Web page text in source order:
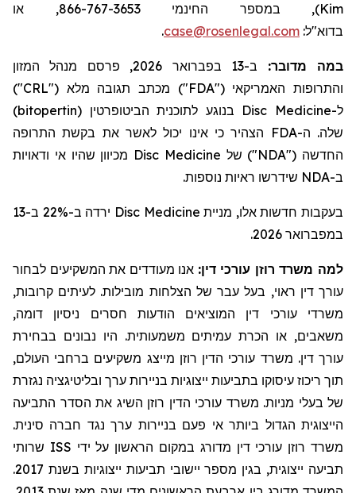
Kim
), במספר החינמי 866-767-3653, או
בדוא"ל: case@rosenlegal.com
.
במה מדובר:
ב-13 בפברואר 2026, פרסם מנהל המזון
והתרופות האמריקאי ("FDA") מכתב תגובה מלא ("CRL
")
ל-Disc Medicine בנוגע לתוכנית הביטופרטין (bitopertin
)
שלה. ה-FDA הצהיר כי אינו יכול לאשר את בקשת התרופה
החדשה ("NDA") של Disc Medicine מכיוון שהיו אי ודאויות
ב-NDA שידרשו ראיות נוספות.
בעקבות חדשות אלו, מניית Disc Medicine
ירדה ב-22% ב-13
במפברואר 2026.
למה משרד רוזן עורכי דין: אנו מעודדים את המשקיעים לבחור
עורך דין ראוי, בעל עבר של הצלחות מובילות. לעיתים קרובות,
משרדי עורכי דין המוציאים הודעות חסרים ניסיון דומה,
משאבים, או הכרת עמיתים משמעותית. היו נבונים בבחירת
עורך דין. משרד עורכי הדין רוזן מייצג משקיעים ברחבי העולם,
תוך ריכוז עיסוקו בתביעות ייצוגיות בניירות ערך ובליטיגציה נגזרת
של בעלי מניות. משרד עורכי הדין רוזן השיג את הסדר התביעה
הייצוגית הגדול ביותר אי פעם בניירות ערך נגד חברה סינית.
משרד רוזן עורכי דין מדורג במקום הראשון על ידי ISS שרותי
תביעה ייצוגית, בגין מספר יישובי תביעות ייצוגיות בשנת 2017.